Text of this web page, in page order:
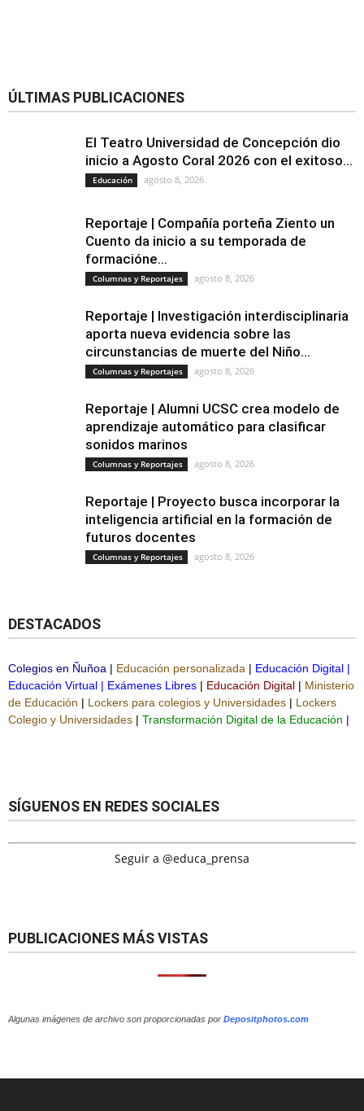
ÚLTIMAS PUBLICACIONES
El Teatro Universidad de Concepción dio
inicio a Agosto Coral 2026 con el exitoso...
Educación agosto 8, 2026
Reportaje | Compañía porteña Ziento un
Cuento da inicio a su temporada de
formacióne...
Columnas y Reportajes agosto 8, 2026
Reportaje | Investigación interdisciplinaria
aporta nueva evidencia sobre las
circunstancias de muerte del Niño...
Columnas y Reportajes agosto 8, 2026
Reportaje | Alumni UCSC crea modelo de
aprendizaje automático para clasificar
sonidos marinos
Columnas y Reportajes agosto 8, 2026
Reportaje | Proyecto busca incorporar la
inteligencia artificial en la formación de
futuros docentes
Columnas y Reportajes agosto 8, 2026
DESTACADOS
Colegios en Ñuñoa | Educación personalizada | Educación Digital |
Educación Virtual | Exámenes Libres | Educación Digital | Ministerio
de Educación | Lockers para colegios y Universidades | Lockers
Colegio y Universidades | Transformación Digital de la Educación |
SÍGUENOS EN REDES SOCIALES
Seguir a @educa_prensa
PUBLICACIONES MÁS VISTAS
Algunas imágenes de archivo son proporcionadas por Depositphotos.com